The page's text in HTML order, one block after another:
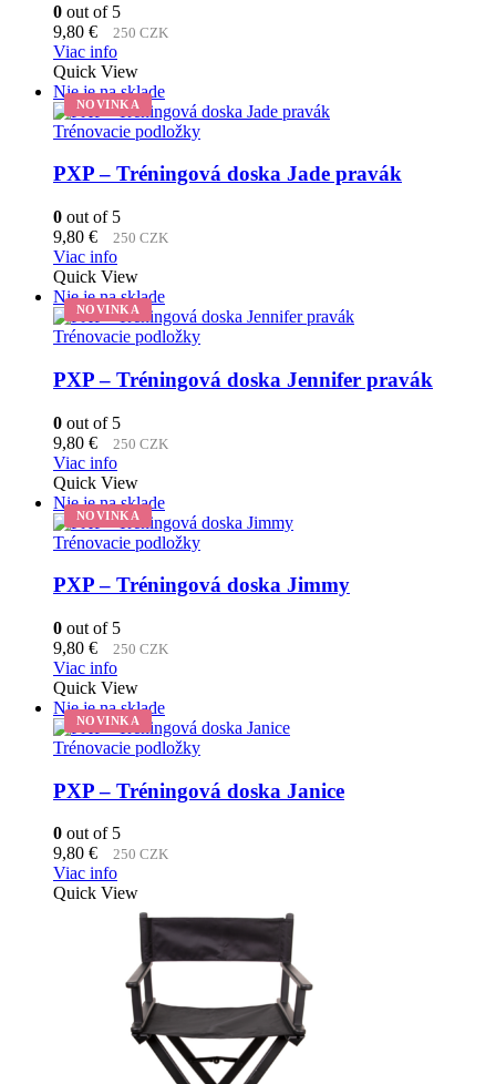
0 out of 5
9,80 € 250 CZK
Viac info
Quick View
NOVINKA
Nie je na sklade
Trénovacie podložky
PXP – Tréningová doska Jade pravák
0 out of 5
9,80 € 250 CZK
Viac info
Quick View
NOVINKA
Nie je na sklade
Trénovacie podložky
PXP – Tréningová doska Jennifer pravák
0 out of 5
9,80 € 250 CZK
Viac info
Quick View
NOVINKA
Nie je na sklade
Trénovacie podložky
PXP – Tréningová doska Jimmy
0 out of 5
9,80 € 250 CZK
Viac info
Quick View
NOVINKA
Nie je na sklade
Trénovacie podložky
PXP – Tréningová doska Janice
0 out of 5
9,80 € 250 CZK
Viac info
Quick View